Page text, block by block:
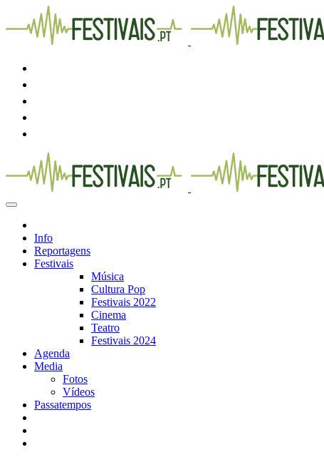
Info
Reportagens
Festivais
Música
Cultura Pop
Festivais 2022
Cinema
Teatro
Festivais 2024
Agenda
Media
Fotos
Vídeos
Passatempos